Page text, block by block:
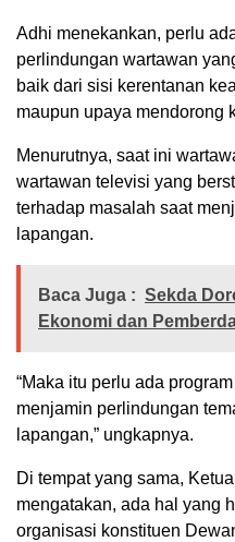
Adhi menekankan, perlu
perlindungan wartawan
baik dari sisi kerentanan
maupun upaya mendorong
Menurutnya, saat ini
wartawan televisi yang
terhadap masalah saat
lapangan.
Baca Juga : Sekda
Ekonomi dan
“Maka itu perlu ada
menjamin perlindungan
lapangan,” ungkapnya.
Di tempat yang sama,
mengatakan, ada hal yang
organisasi konstituen